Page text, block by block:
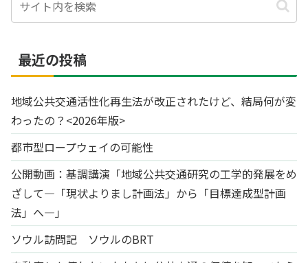
最近の投稿
地域公共交通活性化再生法が改正されたけど、結局何が変
わったの？<2026年版>
都市型ロープウェイの可能性
公開動画：基調講演「地域公共交通研究の工学的発展をめ
ざして―「現状よりまし計画法」から「目標達成型計画
法」へ―」
ソウル訪問記 ソウルのBRT